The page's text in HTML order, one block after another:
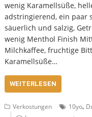
wenig Karamellsüße,
adstringierend, ein paar
säuerlich und salzig,
wenig Menthol Finish
Milchkaffee, fruchtige
Karamellsüße…
WEITERLESEN
Verkostungen 10yo,